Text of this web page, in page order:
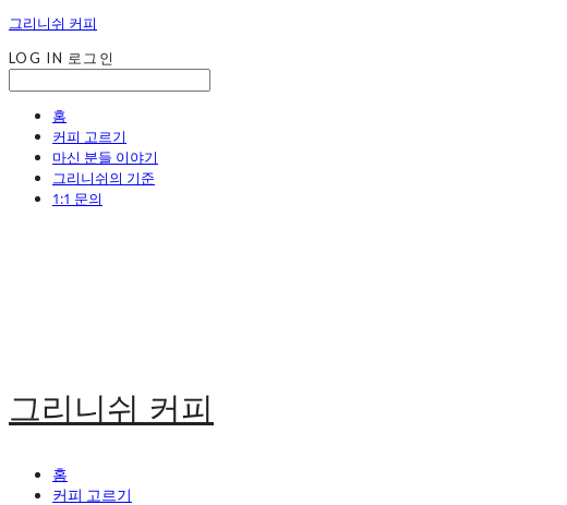
그리니쉬 커피
LOG IN 로그인
홈
커피 고르기
마신 분들 이야기
그리니쉬의 기준
1:1 문의
그리니쉬 커피
홈
커피 고르기